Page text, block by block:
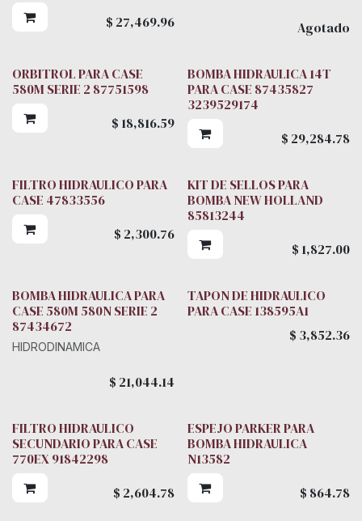
$ 27,469.96 Agotado
ORBITROL PARA CASE
580M SERIE 2 87751598
$ 18,816.59
Parker
BOMBA HIDRAULICA 14T
PARA CASE 87435827
3239529174
$ 29,284.78
FILTRO HIDRAULICO PARA
CASE 47833556
$ 2,300.76
KIT DE SELLOS PARA
BOMBA NEW HOLLAND
85813244
$ 1,827.00
BOMBA HIDRAULICA PARA
CASE 580M 580N SERIE 2
87434672
HIDRODINAMICA
$ 21,044.14
TAPON DE HIDRAULICO
PARA CASE 138595A1
$ 3,852.36
FILTRO HIDRAULICO
SECUNDARIO PARA CASE
770EX 91842298
$ 2,604.78
Parker
ESPEJO PARKER PARA
BOMBA HIDRAULICA
N13582
$ 864.78